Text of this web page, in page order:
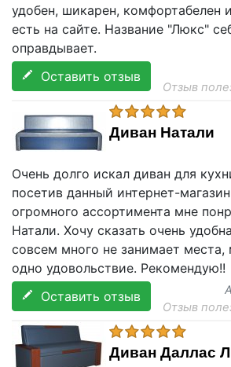
удобен, шикарен, комфортабелен
есть на сайте. Название "Люкс"
оправдывает.
Оставить отзыв
Отзыв
Диван Натали
Очень долго искал диван для
посетив данный интернет-
огромного ассортимента мне
Натали. Хочу сказать очень
совсем много не занимает места,
одно удовольствие. Рекомендую!!
Оставить отзыв
Отзыв
Диван Даллас